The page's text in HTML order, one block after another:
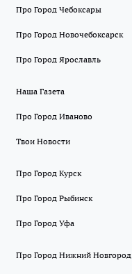
Про Город Чебоксары
Про Город Новочебоксарск
Про Город Ярославль
Наша Газета
Про Город Иваново
Твои Новости
Про Город Курск
Про Город Рыбинск
Про Город Уфа
Про Город Нижний Новгород